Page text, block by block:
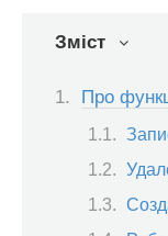
Зміст
Про